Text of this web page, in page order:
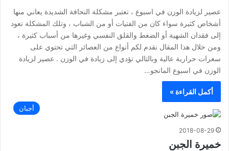
عصير لزيادة الوزن في اسبوع ، تعتبر مشكلة النحافة الشديدة يعاني منها
أشخاص كثيرة سواء كان من الفتيات أو من الشباب ، وتلك المشكلة تعود
إلى فقدان الشهية أو الضغط والقلق النفسي وغيرها من أسباب كثيرة ،
ومن خلال هذا المقال نقدم لكم أنواع من العصائر التي تحتوي على
سعرات حرارية عالية وبالتالي تؤدي إلى زيادة في الوزن . عصير لزيادة
الوزن في اسبوع المانجو…
أكمل القراءة »
أجبان
2018-08-29
خميرة الجبن